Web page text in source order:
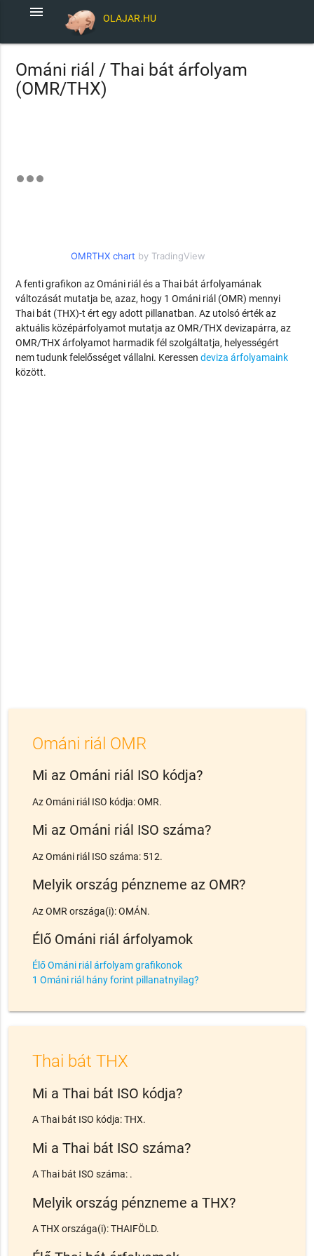
OLAJAR.HU
menu
Ománi riál / Thai bát árfolyam
(OMR/THX)
OMRTHX chart by TradingView
A fenti grafikon az Ománi riál és a Thai bát árfolyamának
változását mutatja be, azaz, hogy 1 Ománi riál (OMR) mennyi
Thai bát (THX)-t ért egy adott pillanatban. Az utolsó érték az
aktuális középárfolyamot mutatja az OMR/THX devizapárra, az
OMR/THX árfolyamot harmadik fél szolgáltatja, helyességért
nem tudunk felelősséget vállalni. Keressendeviza árfolyamaink
között.
Ománi riál OMR
Mi az Ománi riál ISO kódja?
Az Ománi riál ISO kódja: OMR.
Mi az Ománi riál ISO száma?
Az Ománi riál ISO száma: 512.
Melyik ország pénzneme az OMR?
Az OMR országa(i): OMÁN.
Élő Ománi riál árfolyamok
Élő Ománi riál árfolyam grafikonok
1 Ománi riál hány forint pillanatnyilag?
Thai bát THX
Mi a Thai bát ISO kódja?
A Thai bát ISO kódja: THX.
Mi a Thai bát ISO száma?
A Thai bát ISO száma: .
Melyik ország pénzneme a THX?
A THX országa(i): THAIFÖLD.